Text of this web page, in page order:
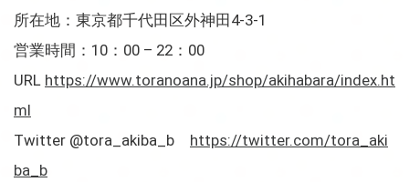
所在地：東京都千代田区外神田4-3-1
営業時間：10：00 – 22：00
URL https://www.toranoana.jp/shop/akihabara/index.ht
ml
Twitter @tora_akiba_b https://twitter.com/tora_aki
ba_b